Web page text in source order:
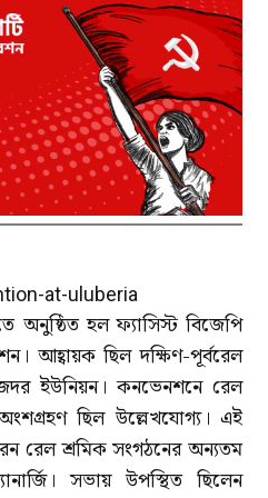
অনুষ্ঠিত হল ফ্যাসিস্ট বিজেপি
আহ্বায়ক ছিল দক্ষিণ-পূর্বরেল
ইউনিয়ন। কনভেনশনে রেল
ছিল উল্লেখযোগ্য। এই
রেল শ্রমিক সংগঠনের অন্যতম
সভায় উপস্থিত ছিলেন